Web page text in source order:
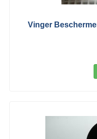
Vinger